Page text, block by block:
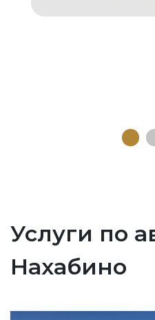
Услуги по
Нахабино